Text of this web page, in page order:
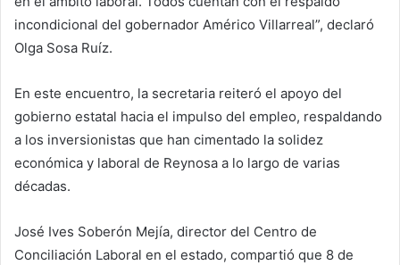
incondicional del gobernador Américo Villarreal”, declaró
Olga Sosa Ruíz.
En este encuentro, la secretaria reiteró el apoyo del
gobierno estatal hacia el impulso del empleo, respaldando
a los inversionistas que han cimentado la solidez
económica y laboral de Reynosa a lo largo de varias
décadas.
José Ives Soberón Mejía, director del Centro de
Conciliación Laboral en el estado, compartió que 8 de